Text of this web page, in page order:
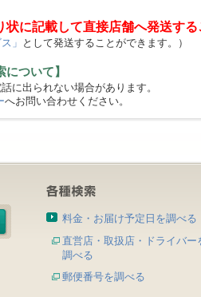
に記載して直接店舗へ発送する
」 として発送することができます。）
ついて】
に出られない場合があります。
へお問い合わせください。
料金・お届け予定日を調べる
直営店・取扱店・ドライバー
調べる
郵便番号を調べる